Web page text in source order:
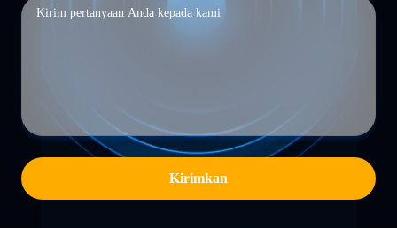
Kirimkan